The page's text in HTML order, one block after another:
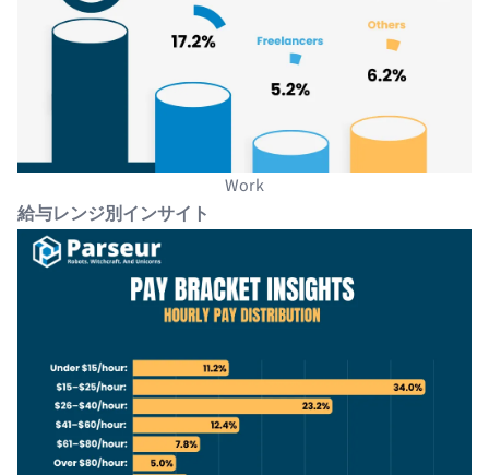
Work
給与レンジ別インサイト